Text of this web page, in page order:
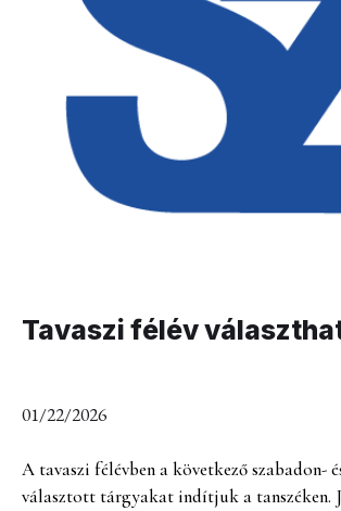
Tavaszi félév
01/22/2026
A tavaszi félévben a következő szabadon-
választott tárgyakat indítjuk a tanszéken.